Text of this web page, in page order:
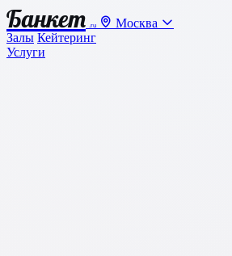
Банкет .ru
Москва
Залы Кейтеринг
Услуги